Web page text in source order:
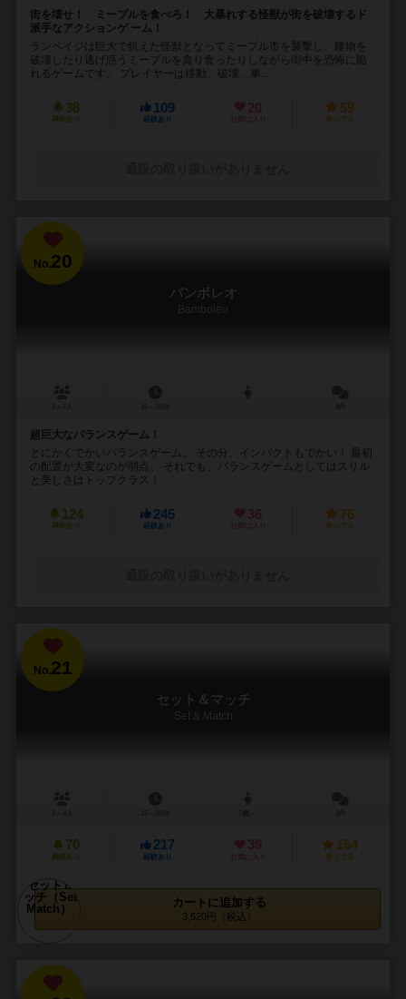
街を壊せ！ ミープルを食べろ！ 大暴れする怪獣が街を破壊するド
派手なアクションゲ ーム！
ランペイジは巨大で飢えた怪獣となってミープル市を襲撃し、建物を
破壊したり逃げ惑うミープルを貪り食ったりしながら街中を恐怖に陥
れるゲームです。 プレイヤーは移動、破壊、車...
38
興味あり
109
経験あり
20
お気に入り
59
持ってる
No.20
バンボレオ
Bamboleo
超巨大なバランスゲーム！
とにかくでかいバランスゲーム。 その分、インパクトもでかい！ 最初
の配置が大変なのが弱点。 それでも、バランスゲームとしてはスリル
と美しさはトップクラス！
124
興味あり
245
経験あり
36
お気に入り
76
持ってる
No.21
セット＆マッチ
Set & Match
70
興味あり
217
経験あり
39
お気に入り
154
持ってる
カートに追加する
3,520円（税込）